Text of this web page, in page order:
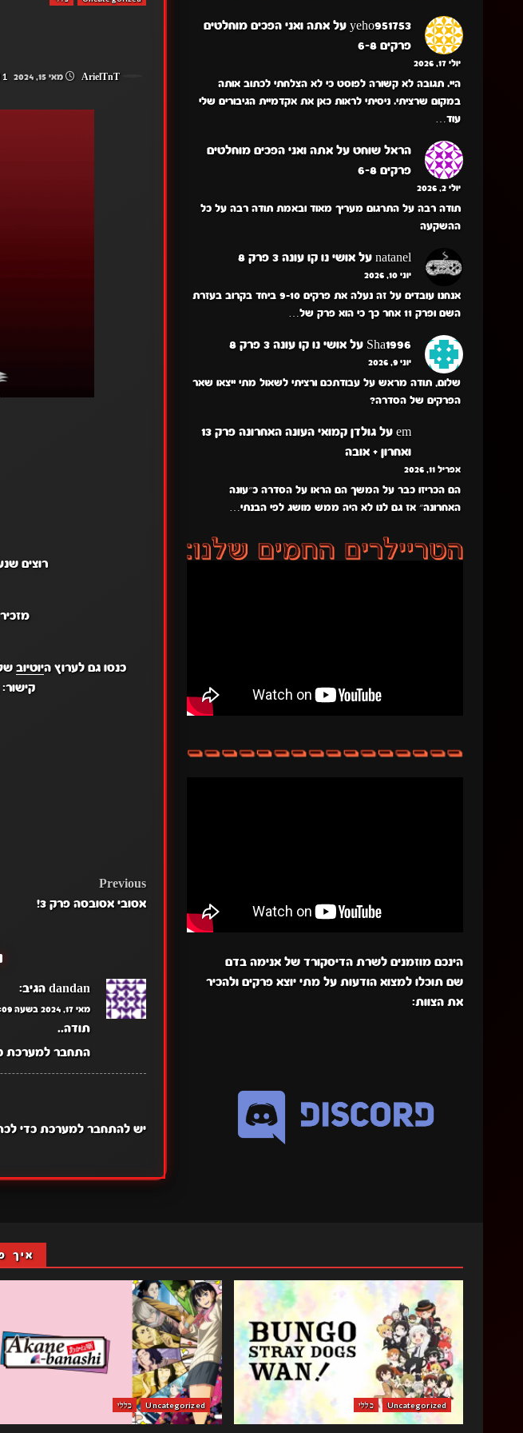
ArielTnT מאי 15, 2024 1 min read
רוצים
כנסו גם לערוץ היוטיובשל
POST
Previous
אסובי אסובסה פרק 3!
ON “
dandan הגיב:
מאי 17, 2024 בשעה 1:09 am
תודה..
התחבר למערכת
יש להתחבר למערכתכדי
yeho951753 עלאתה ואני הפכים מוחלטים
פרקים 6-8
יולי 17, 2026
היי. תגובה לא קשורה לפוסט כי לא הצלחתי לכתוב אותה
במקום שרציתי. ניסיתי לראות כאן את אקדמיית הגיבורים שלי
עוד…
הראל שוחט עלאתה ואני הפכים מוחלטים
פרקים 6-8
יולי 2, 2026
תודה רבה על התרגום מעריך מאוד ובאמת תודה רבה על כל
ההשקעה
natanel עלאושי נו קו עונה 3 פרק 8
יוני 10, 2026
אנחנו עובדים על זה נעלה את פרקים 9-10 ביחד בקרוב בעזרת
השם ופרק 11 אחר כך כי הוא פרק של…
Sha1996 עלאושי נו קו עונה 3 פרק 8
יוני 9, 2026
שלום, תודה מראש על עבודתכם ורציתי לשאול מתי ייצאו שאר
הפרקים של הסדרה?
em על
גולדן קמואי העונה האחרונה פרק 13
ואחרון + אובה
אפריל 11, 2026
הם הכריזו כבר על המשך הם הראו על הסדרה כ״עונה
האחרונה״ אז גם לנו לא היה ממש מושג לפי הבנתי…
הינכם מוזמנים לשרת הדיסקורד של אנימה בדם
שם תוכלו למצוא הודעות על מתי יוצא פרקים ולהכיר
את הצוות:
איך
Uncategorized כללי Uncategorized כללי